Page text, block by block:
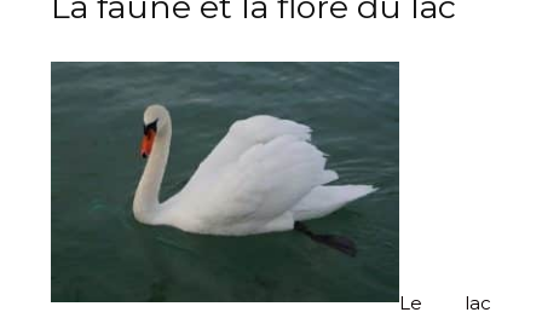
Le lac